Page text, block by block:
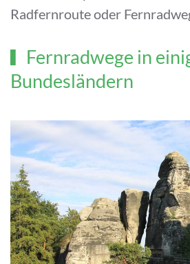
Radfernroute oder
Fernradwege in
Bundesländern